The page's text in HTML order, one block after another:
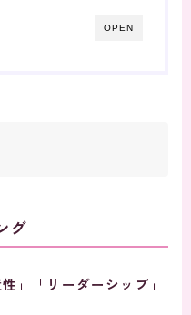
OPEN
グ
」「リーダーシップ」